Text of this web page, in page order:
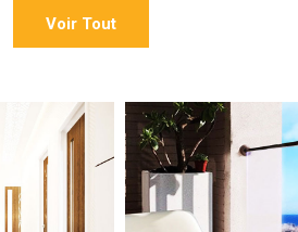
Voir Tout